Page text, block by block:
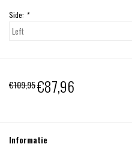
Side: *
€109,95€87,96
Informatie